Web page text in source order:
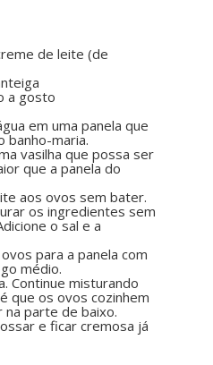
de leite (de
a gosto
em uma panela que
banho-maria.
vasilha que possa ser
que a panela do
aos ovos sem bater.
os ingredientes sem
o sal e a
para a panela com
médio.
Continue misturando
que os ovos cozinhem
na parte de baixo.
e ficar cremosa já